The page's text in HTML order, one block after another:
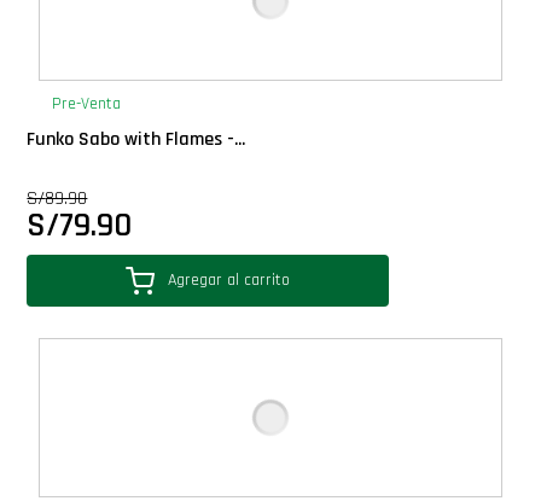
Pre-Venta
Funko Sabo with Flames -...
S/89.90
S/79.90
Agregar al carrito